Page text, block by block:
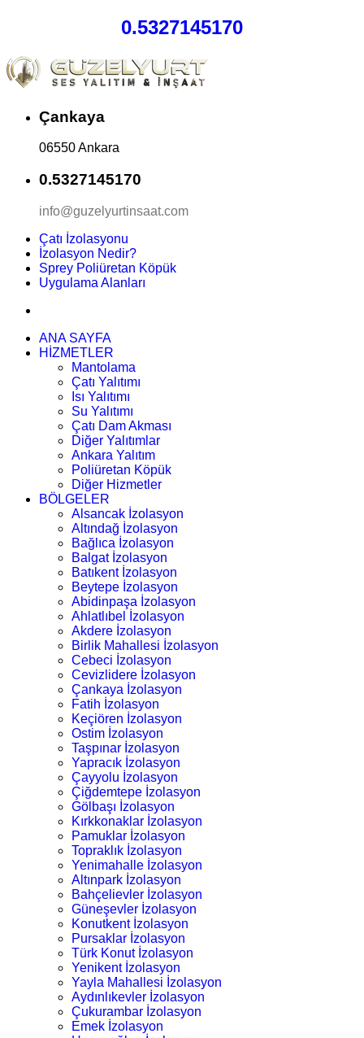
0.5327145170
Çankaya
06550 Ankara
0.5327145170
info@guzelyurtinsaat.com
Çatı İzolasyonu
İzolasyon Nedir?
Sprey Poliüretan Köpük
Uygulama Alanları
ANA SAYFA
HİZMETLER
Mantolama
Çatı Yalıtımı
Isı Yalıtımı
Su Yalıtımı
Çatı Dam Akması
Diğer Yalıtımlar
Ankara Yalıtım
Poliüretan Köpük
Diğer Hizmetler
BÖLGELER
Alsancak İzolasyon
Altındağ İzolasyon
Bağlıca İzolasyon
Balgat İzolasyon
Batıkent İzolasyon
Beytepe İzolasyon
Abidinpaşa İzolasyon
Ahlatlıbel İzolasyon
Akdere İzolasyon
Birlik Mahallesi İzolasyon
Cebeci İzolasyon
Cevizlidere İzolasyon
Çankaya İzolasyon
Fatih İzolasyon
Keçiören İzolasyon
Ostim İzolasyon
Taşpınar İzolasyon
Yapracık İzolasyon
Çayyolu İzolasyon
Çiğdemtepe İzolasyon
Gölbaşı İzolasyon
Kırkkonaklar İzolasyon
Pamuklar İzolasyon
Topraklık İzolasyon
Yenimahalle İzolasyon
Altınpark İzolasyon
Bahçelievler İzolasyon
Güneşevler İzolasyon
Konutkent İzolasyon
Pursaklar İzolasyon
Türk Konut İzolasyon
Yenikent İzolasyon
Yayla Mahallesi İzolasyon
Aydınlıkevler İzolasyon
Çukurambar İzolasyon
Emek İzolasyon